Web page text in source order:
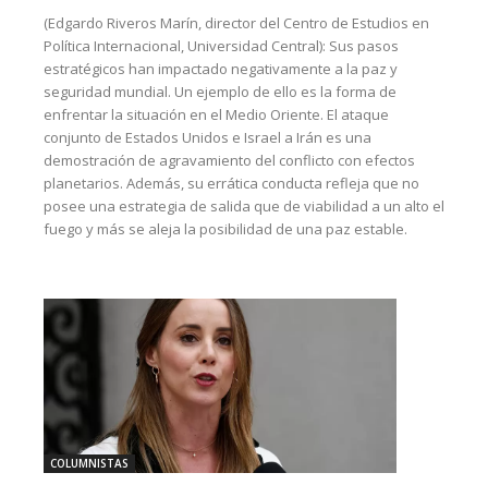
(Edgardo Riveros Marín, director del Centro de Estudios en
Política Internacional, Universidad Central): Sus pasos
estratégicos han impactado negativamente a la paz y
seguridad mundial. Un ejemplo de ello es la forma de
enfrentar la situación en el Medio Oriente. El ataque
conjunto de Estados Unidos e Israel a Irán es una
demostración de agravamiento del conflicto con efectos
planetarios. Además, su errática conducta refleja que no
posee una estrategia de salida que de viabilidad a un alto el
fuego y más se aleja la posibilidad de una paz estable.
COLUMNISTAS